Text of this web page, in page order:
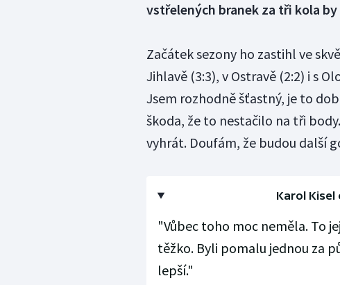
vstřelených branek za tři kola
Začátek sezony ho zastihl ve
Jihlavě (3:3), v Ostravě (2:2) i s
Jsem rozhodně šťastný, je to
škoda, že to nestačilo na tři
vyhrát. Doufám, že budou další
Karol Kisel
"Vůbec toho moc neměla. To
těžko. Byli pomalu jednou za
lepší."